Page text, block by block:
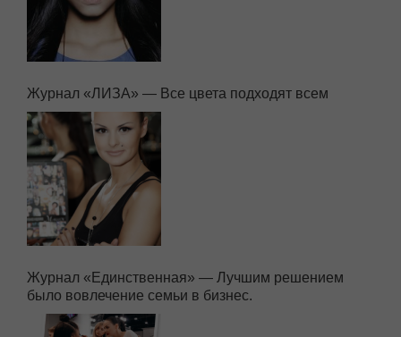
Журнал «ЛИЗА» — Все цвета подходят всем
Журнал «Единственная» — Лучшим решением
было вовлечение семьи в бизнес.